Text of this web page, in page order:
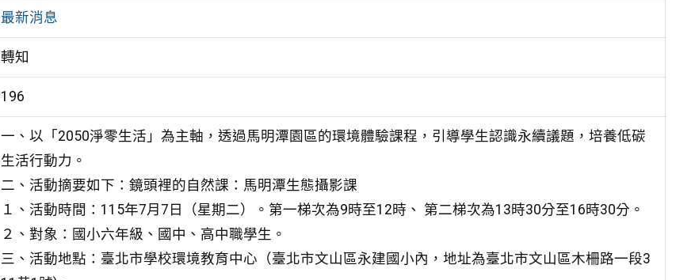
最新消息
轉知
196
一、以「2050淨零生活」為主軸，透過馬明潭園區的環境體驗課程，引導學生認識永續議題，培養低碳
生活行動力。
二、活動摘要如下：鏡頭裡的自然課：馬明潭生態攝影課
１、活動時間：115年7月7日（星期二）。第一梯次為9時至12時、 第二梯次為13時30分至16時30分。
２、對象：國小六年級、國中、高中職學生。
三、活動地點：臺北市學校環境教育中心（臺北市文山區永建國小內，地址為臺北市文山區木柵路一段3